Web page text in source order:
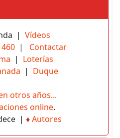
| Vídeos
| Contactar
| Loterías
| Duque
otros años...
online.
| ♦Autores